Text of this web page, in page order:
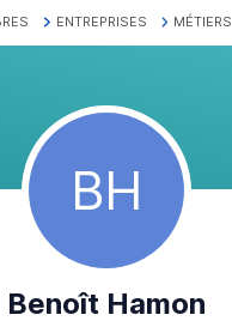
ENTREPRISES MÉTIERS
BH
Benoît Hamon